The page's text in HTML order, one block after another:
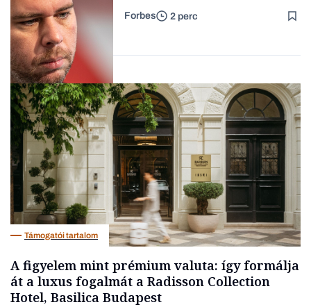
Forbes-sztori
Társadalom
Forbes 2 perc
Támogatói tartalom
A figyelem mint prémium valuta: így formálja
át a luxus fogalmát a Radisson Collection
Hotel, Basilica Budapest